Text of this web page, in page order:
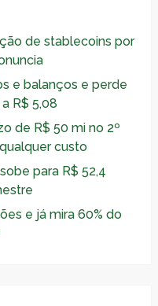
de stablecoins por
e balanços e perde
R$ 5,08
de R$ 50 mi no 2º
custo
para R$ 52,4
e já mira 60% do